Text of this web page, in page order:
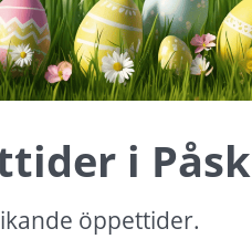
i Påsk
öppettider.